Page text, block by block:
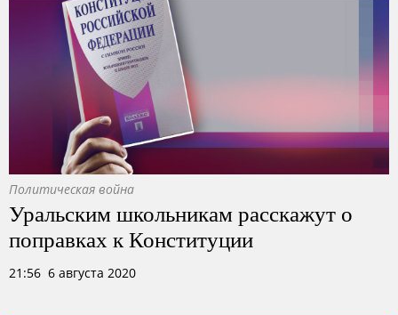
Политическая война
Уральским школьникам расскажут о
поправках к Конституции
21:56 6 августа 2020